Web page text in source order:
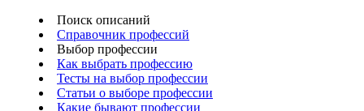
Поиск описаний
Справочник профессий
Выбор профессии
Как выбрать профессию
Тесты на выбор профессии
Статьи о выборе профессии
Какие бывают профессии